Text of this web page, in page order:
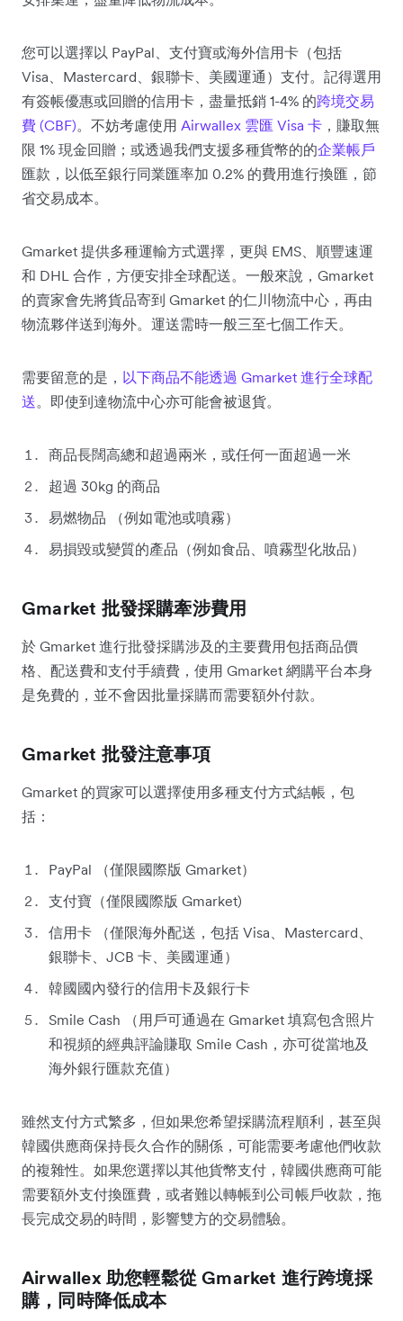
您可以選擇以 PayPal、支付寶或海外信用卡（包括
Visa、Mastercard、銀聯卡、美國運通）支付。記得選用
有簽帳優惠或回贈的信用卡，盡量抵銷 1-4% 的跨境交易
費 (CBF)。不妨考慮使用 Airwallex 雲匯 Visa 卡 ，賺取無
限 1% 現金回贈；或透過我們支援多種貨幣的的企業帳戶
匯款，以低至銀行同業匯率加 0.2% 的費用進行換匯，節
省交易成本。
Gmarket 提供多種運輸方式選擇，更與 EMS、順豐速運
和 DHL 合作，方便安排全球配送。一般來說，Gmarket
的賣家會先將貨品寄到 Gmarket 的仁川物流中心，再由
物流夥伴送到海外。運送需時一般三至七個工作天。
需要留意的是， 以下商品不能透過 Gmarket 進行全球配
送。即使到達物流中心亦可能會被退貨。
商品長闊高總和超過兩米，或任何一面超過一米
超過 30kg 的商品
易燃物品 （例如電池或噴霧）
易損毀或變質的產品（例如食品、噴霧型化妝品）
Gmarket 批發採購牽涉費用
於 Gmarket 進行批發採購涉及的主要費用包括商品價
格、配送費和支付手續費，使用 Gmarket 網購平台本身
是免費的，並不會因批量採購而需要額外付款。
Gmarket 批發注意事項
Gmarket 的買家可以選擇使用多種支付方式結帳，包
括：
PayPal （僅限國際版 Gmarket）
支付寶（僅限國際版 Gmarket)
信用卡 （僅限海外配送，包括 Visa、Mastercard、
銀聯卡、JCB 卡、美國運通）
韓國國內發行的信用卡及銀行卡
Smile Cash （用戶可通過在 Gmarket 填寫包含照片
和視頻的經典評論賺取 Smile Cash，亦可從當地及
海外銀行匯款充值）
雖然支付方式繁多，但如果您希望採購流程順利，甚至與
韓國供應商保持長久合作的關係，可能需要考慮他們收款
的複雜性。如果您選擇以其他貨幣支付，韓國供應商可能
需要額外支付換匯費，或者難以轉帳到公司帳戶收款，拖
長完成交易的時間，影響雙方的交易體驗。
Airwallex 助您輕鬆從 Gmarket 進行跨境採
購，同時降低成本